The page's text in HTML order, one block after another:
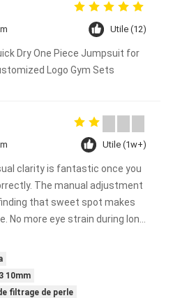
Utile (12)
Dry One Piece Jumpsuit for
Logo Gym Sets
Utile (1w+)
clarity is fantastic once you
The manual adjustment
that sweet spot makes
No more eye strain during long
Pico 4's visual clarity is
dial in the IPD correctly. The
is smooth, and finding that
10mm
filtrage de perle